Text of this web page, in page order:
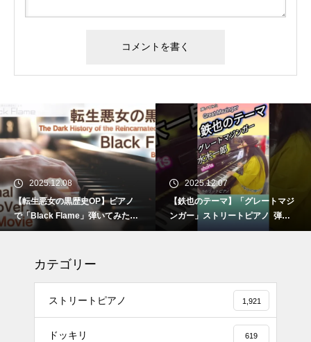
ピアノ
てみた
History
2025.12.07
【鉄也のテーマ】「グレートマジ
ンガー」ストリートピアノ 弾い
てみた #shorts
2025.12.07
#ピアノ初心者 #きよ
リスマスソング #簡単
ける #ピアノ練習 #Shorts #ピア
カテゴリー
ストリートピアノ 1,921
ドッキリ 619
#tiktok #shorts #shortsdaily #sh
ortsdance #shirose #磁石 #white
jam #ピアノ初心者 #ピアノレッ
スン #piano #ピアノ
（中～上級）【The Dark History
of the Reincarnated Villainess】
ほぼ日1フレーズ THE BLUE H